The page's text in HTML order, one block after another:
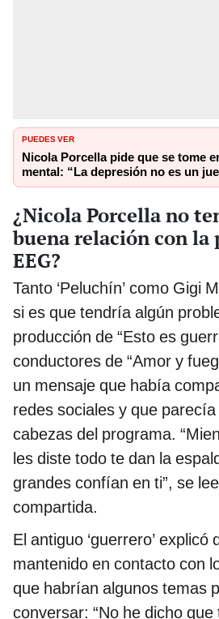
PUEDES VER
Nicola Porcella pide que se tome
mental: “La depresión no es un
¿Nicola Porcella no
buena relación con la
EEG?
Tanto ‘Peluchín’ como Gigi
si es que tendría algún
producción de “Esto es
conductores de “Amor y
un mensaje que había
redes sociales y que
cabezas del programa.
les diste todo te dan la
grandes confían en ti”, se
compartida.
El antiguo ‘guerrero’ explicó
mantenido en contacto con
que habrían algunos temas
conversar: “No he dicho